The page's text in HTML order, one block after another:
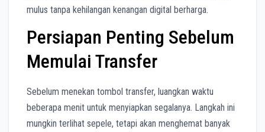
mulus tanpa kehilangan kenangan digital berharga.
Persiapan Penting Sebelum
Memulai Transfer
Sebelum menekan tombol transfer, luangkan waktu
beberapa menit untuk menyiapkan segalanya. Langkah ini
mungkin terlihat sepele, tetapi akan menghemat banyak